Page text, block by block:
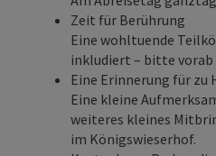
Zeit für Berührung
Eine wohltuende
inkludiert – bitte vorab
Eine Erinnerung für zu
Eine kleine
weiteres kleines
im Königswieserhof.